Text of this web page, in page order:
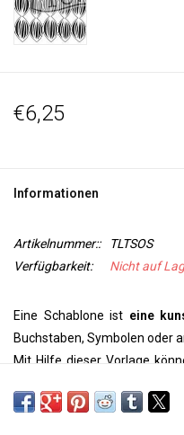
€6,25
Informationen
Artikelnummer::
TLTSOS
Verfügbarkeit:
Nicht auf
Eine Schablone ist eine
Buchstaben, Symbolen oder
Mit Hilfe dieser Vorlage
Verwenden Sie Paintstiks